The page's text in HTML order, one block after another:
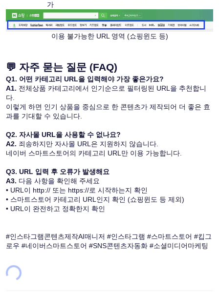
가
이용 불가능한 URL 영역 (쇼핑윈도 등)
💬 자주 묻는 질문 (FAQ)
Q1. 어떤 카테고리 URL을 입력해야 가장 좋은가요?
A1. 전체상품 카테고리에서 인기순으로 필터링된 URL을 추천합니
다.
이렇게 하면 인기 상품을 중심으로 한 콘텐츠가 제작되어 더 좋은 효
과를 기대할 수 있습니다.
Q2. 자사몰 URL을 사용할 수 없나요?
A2. 죄송하지만 자사몰 URL은 지원하지 않습니다.
네이버 스마트스토어의 카테고리 URL만 이용 가능합니다.
Q3. URL 입력 후 오류가 발생해요
A3. 다음 사항을 확인해 주세요
• URL이 http:// 또는 https://로 시작하는지 확인
• 스마트스토어 카테고리 URL인지 확인 (쇼핑윈도 등 제외)
• URL이 완전하고 정확한지 확인
#인스타그램콘텐츠제작AI매니저 #인스타그램 #스마트스토어 #킵그
로우 #네이버스마트스토어 #SNS콘텐츠자동화 #소셜미디어마케팅